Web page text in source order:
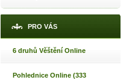
PRO VÁS
6 druhů Věštění Online
Pohlednice Online (333